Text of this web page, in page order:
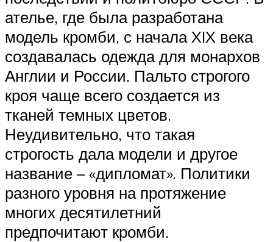
ателье, где была разработана
модель кромби, с начала XIX века
создавалась одежда для монархов
Англии и России. Пальто строгого
кроя чаще всего создается из
тканей темных цветов.
Неудивительно, что такая
строгость дала модели и другое
название – «дипломат». Политики
разного уровня на протяжение
многих десятилетний
предпочитают кромби.